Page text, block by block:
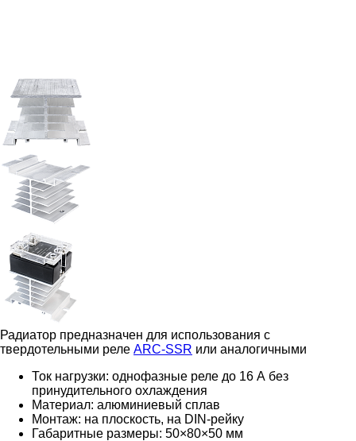
Радиатор предназначен для использования с
твердотельными реле ARC-SSR или аналогичными
Ток нагрузки: однофазные реле до 16 А без
принудительного охлаждения
Материал: алюминиевый сплав
Монтаж: на плоскость, на DIN-рейку
Габаритные размеры: 50×80×50 мм